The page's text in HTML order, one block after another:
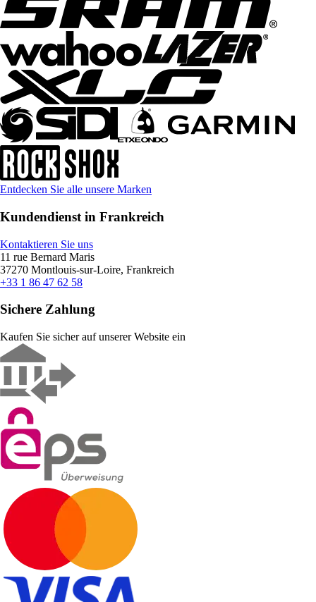
Entdecken Sie alle unsere Marken
Kundendienst in Frankreich
Kontaktieren Sie uns
11 rue Bernard Maris
37270 Montlouis-sur-Loire, Frankreich
+33 1 86 47 62 58
Sichere Zahlung
Kaufen Sie sicher auf unserer Website ein